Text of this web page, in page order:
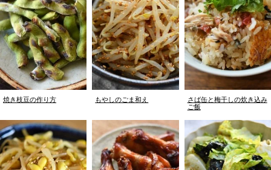
焼き枝豆の作り方 もやしのごま和え
さば缶と梅干しの炊き込み
ご飯